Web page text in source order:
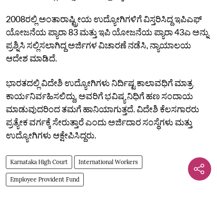
2008ರಲ್ಲಿ ಅಂತಾರಾಷ್ಟ್ರೀಯ ಉದ್ಯೋಗಿಗಳಿಗೆ ವಿಸ್ತರಿಸಿದ್ದ ಇಪಿಎಫ್‌
ಯೋಜನೆಯ ಪ್ಯಾರಾ 83 ಮತ್ತು ಇಪಿ ಯೋಜನೆಯ ಪ್ಯಾರಾ 43ಎ ಅನ್ನು
ಪ್ರಶ್ನಿಸಿ ಸಲ್ಲಿಸಲಾಗಿದ್ದ ಅರ್ಜಿಗಳ ವಿಚಾರಣೆ ನಡೆಸಿ, ನ್ಯಾಯಾಲಯ
ಆದೇಶ ಮಾಡಿದೆ.
ಭಾರತದಲ್ಲಿ ವಿದೇಶಿ ಉದ್ಯೋಗಿಗಳು ನಿರ್ದಿಷ್ಟ ಕಾಲಾವಧಿಗೆ ಮಾತ್ರ
ಕಾರ್ಯನಿರ್ವಹಿಸಲಿದ್ದು, ಅವರಿಗೆ ಭವಿಷ್ಯ ನಿಧಿಗೆ ಹಣ ಸಂದಾಯ
ಮಾಡುವುದರಿಂದ ತಮಗೆ ಹಾನಿಯಾಗುತ್ತದೆ. ವಿದೇಶಿ ಕೆಲಸಗಾರರು
ಪ್ರತ್ಯೇಕ ವರ್ಗಕ್ಕೆ ಸೇರುತ್ತಾರೆ ಎಂದು ಅರ್ಜಿದಾರ ಸಂಸ್ಥೆಗಳು ಮತ್ತು
ಉದ್ಯೋಗಿಗಳು ಆಕ್ಷೇಪಿಸಿದ್ದರು.
Karnataka High Court International Workers
Employee Provident Fund